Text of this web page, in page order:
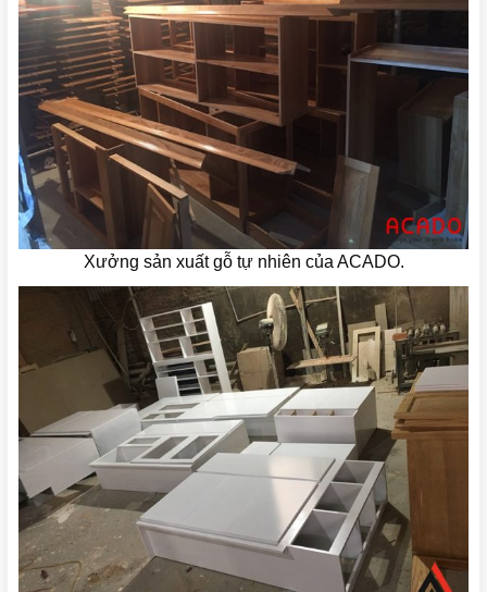
Xưởng sản xuất gỗ tự nhiên của ACADO.